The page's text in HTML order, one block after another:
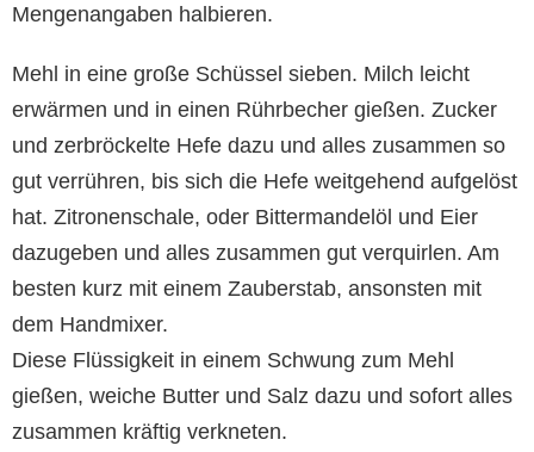
Mengenangaben halbieren.
Mehl in eine große Schüssel sieben. Milch leicht
erwärmen und in einen Rührbecher gießen. Zucker
und zerbröckelte Hefe dazu und alles zusammen so
gut verrühren, bis sich die Hefe weitgehend aufgelöst
hat. Zitronenschale, oder Bittermandelöl und Eier
dazugeben und alles zusammen gut verquirlen. Am
besten kurz mit einem Zauberstab, ansonsten mit
dem Handmixer.
Diese Flüssigkeit in einem Schwung zum Mehl
gießen, weiche Butter und Salz dazu und sofort alles
zusammen kräftig verkneten.